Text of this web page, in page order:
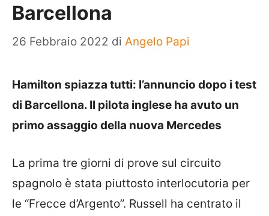
Barcellona
26 Febbraio 2022 di Angelo Papi
Hamilton spiazza tutti: l’annuncio dopo i test
di Barcellona. Il pilota inglese ha avuto un
primo assaggio della nuova Mercedes
La prima tre giorni di prove sul circuito
spagnolo è stata piuttosto interlocutoria per
le “Frecce d’Argento”. Russell ha centrato il